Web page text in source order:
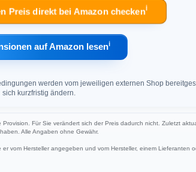
Preis direkt bei Amazon checkenℹ︎
auf Amazon lesenℹ︎
werden vom jeweiligen externen Shop
sich kurzfristig ändern.
Für Sie verändert sich der Preis dadurch nicht. Zuletzt
Alle Angaben ohne Gewähr.
vom Hersteller angegeben und vom Hersteller, einem Lieferanten